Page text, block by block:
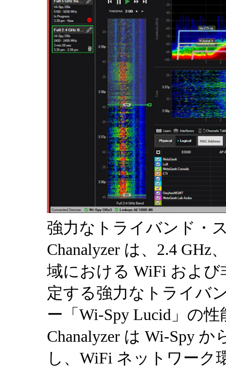
強力なトライバンド・
Chanalyzer は、2.4 GHz
域における WiFi およ
定する強力なトライバ
ー「Wi-Spy Lucid」の
Chanalyzer は Wi-Spy
し、WiFi ネットワーク